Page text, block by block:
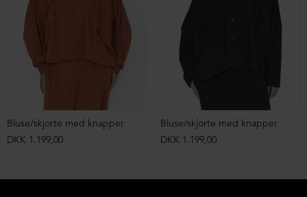
Bluse/skjorte med knapper
DKK 1.199,00
Bluse/skjorte med knapper
DKK 1.199,00